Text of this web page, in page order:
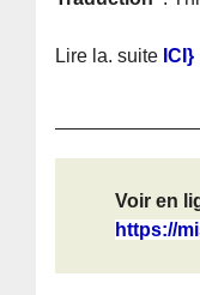
Lire la. suite ICI}
Voir en
https://